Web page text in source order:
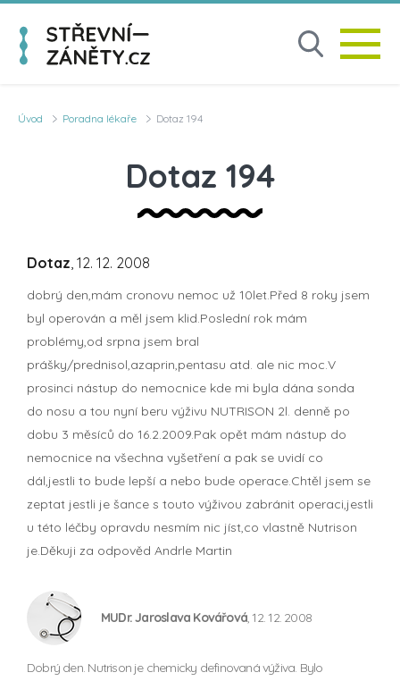
Úvod Poradna lékaře Dotaz 194
Dotaz 194
Dotaz, 12. 12. 2008
dobrý den,mám cronovu nemoc už 10let.Před 8 roky jsem
byl operován a měl jsem klid.Poslední rok mám
problémy,od srpna jsem bral
prášky/prednisol,azaprin,pentasu atd. ale nic moc.V
prosinci nástup do nemocnice kde mi byla dána sonda
do nosu a tou nyní beru výživu NUTRISON 2l. denně po
dobu 3 měsíců do 16.2.2009.Pak opět mám nástup do
nemocnice na všechna vyšetření a pak se uvidí co
dál,jestli to bude lepší a nebo bude operace.Chtěl jsem se
zeptat jestli je šance s touto výživou zabránit operaci,jestli
u této léčby opravdu nesmím nic jíst,co vlastně Nutrison
je.Děkuji za odpověd Andrle Martin
MUDr. Jaroslava Kovářová, 12. 12. 2008
Dobrý den. Nutrison je chemicky definovaná výživa. Bylo